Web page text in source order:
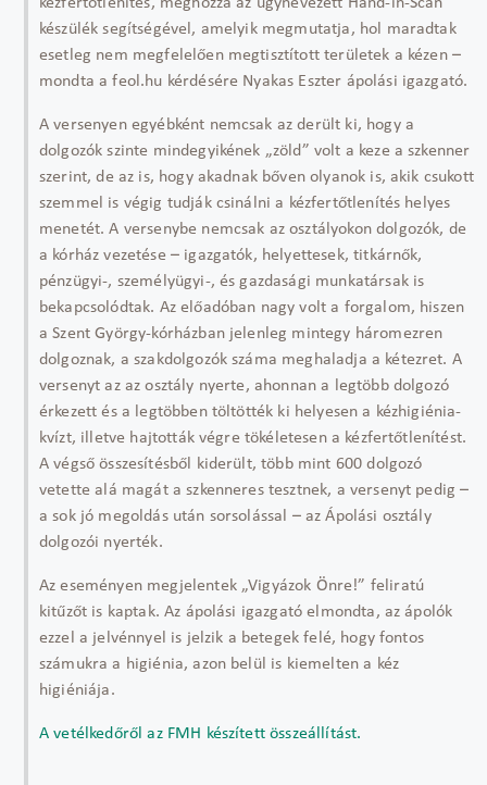
készülék segítségével, amelyik megmutatja, hol maradtak
esetleg nem megfelelően megtisztított területek a kézen –
mondta a feol.hu kérdésére Nyakas Eszter ápolási igazgató.
A versenyen egyébként nemcsak az derült ki, hogy a
dolgozók szinte mindegyikének „zöld” volt a keze a szkenner
szerint, de az is, hogy akadnak bőven olyanok is, akik csukott
szemmel is végig tudják csinálni a kézfertőtlenítés helyes
menetét. A versenybe nemcsak az osztályokon dolgozók, de
a kórház vezetése – igazgatók, helyettesek, titkárnők,
pénzügyi-, személyügyi-, és gazdasági munkatársak is
bekapcsolódtak. Az előadóban nagy volt a forgalom, hiszen
a Szent György-kórházban jelenleg mintegy háromezren
dolgoznak, a szakdolgozók száma meghaladja a kétezret. A
versenyt az az osztály nyerte, ahonnan a legtöbb dolgozó
érkezett és a legtöbben töltötték ki helyesen a kézhigiénia-
kvízt, illetve hajtották végre tökéletesen a kézfertőtlenítést.
A végső összesítésből kiderült, több mint 600 dolgozó
vetette alá magát a szkenneres tesztnek, a versenyt pedig –
a sok jó megoldás után sorsolással – az Ápolási osztály
dolgozói nyerték.
Az eseményen megjelentek „Vigyázok Önre!” feliratú
kitűzőt is kaptak. Az ápolási igazgató elmondta, az ápolók
ezzel a jelvénnyel is jelzik a betegek felé, hogy fontos
számukra a higiénia, azon belül is kiemelten a kéz
higiéniája.
A vetélkedőről az FMH készített összeállítást.